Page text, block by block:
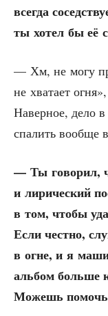
все­гда
ты хотел бы её
— Хм, не могу
не хва­та­ет
Навер­ное, дело
спа­лить вооб­ще
— Ты гово­рил,
и лири­че­ский
в том, что­бы
Если чест­но,
в огне, и я
аль­бом боль­ше
Можешь помочь